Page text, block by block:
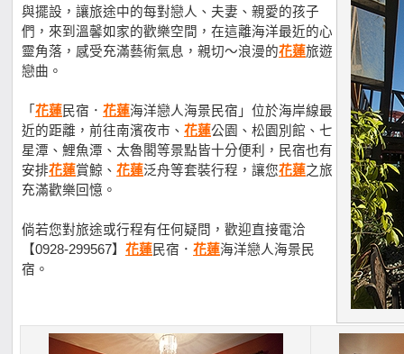
與擺設，讓旅途中的每對戀人、夫妻、親愛的孩子
們，來到溫馨如家的歡樂空間，在這離海洋最近的心
靈角落，感受充滿藝術氣息，親切～浪漫的花蓮旅遊
戀曲。
「 花蓮民宿． 花蓮海洋戀人海景民宿」位於海岸線最
近的距離，前往南濱夜市、 花蓮公園、松園別館、七
星潭、鯉魚潭、太魯閣等景點皆十分便利，民宿也有
安排花蓮賞鯨、 花蓮泛舟等套裝行程，讓您花蓮之旅
充滿歡樂回憶。
倘若您對旅途或行程有任何疑問，歡迎直接電洽
【0928-299567】 花蓮民宿． 花蓮海洋戀人海景民
宿。